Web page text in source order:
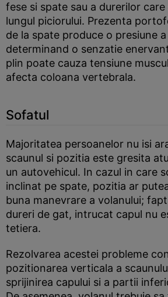
fese si spate sau a durerilor care
lungul piciorului. Prezenta
de la spate produce o presiune a
determinand o senzatie
plin poate cauza tensiune
afecta coloana vertebrala.
Sofatul
Majoritatea persoanelor nu isi
scaunul si pozitia este gresita
un autovehicul. In cazul in care
inclinat pe spate, pozitia ar
buna manevrare a volanului;
dureri de gat, intrucat capul nu
tetiera.
Rezolvarea acestei probleme
pozitionarea verticala a
sprijinirea capului si a partii